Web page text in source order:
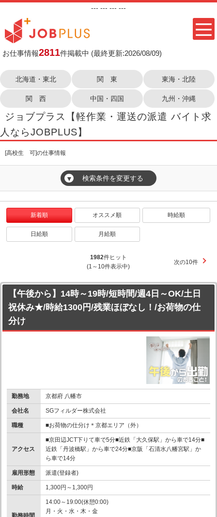
--- --- --- ---
お仕事情報2811件掲載中 (最終更新:2026/08/09)
北海道・東北 関 東 東海・北陸
関 西 中国・四国 九州・沖縄
ジョブプラス【軽作業・運送の派遣 バイト求
人ならJOBPLUS】
[高校生 可]の仕事情報
▼ 検索条件を変更する
新着順 オススメ順 時給順
日給順 月給順
1982件ヒット
(1～10件表示中)
次の10件
【午後から】14時～19時/短時間/週4日～OK/土日
祝休み★/時給1300円/残業ほぼなし！/お荷物の仕
分け
勤務地 京都府 八幡市
会社名 SGフィルダー株式会社
職種 ■お荷物の仕分け＊京都エリア（外）
アクセス
■京田辺JCT下りて車で5分■近鉄「大久保駅」から車で14分■
近鉄「丹波橋駅」から車で24分■京阪「石清水八幡宮駅」か
ら車で14分
雇用形態 派遣(登録者)
時給 1,300円～1,300円
14:00～19:00(休憩0:00)
月・火・水・木・金